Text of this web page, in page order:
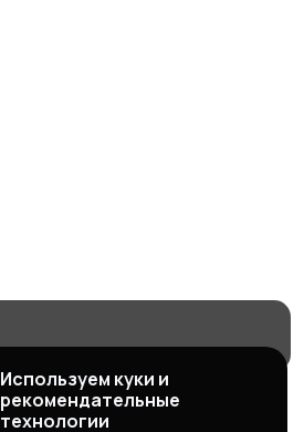
Используем куки и
рекомендательные
технологии